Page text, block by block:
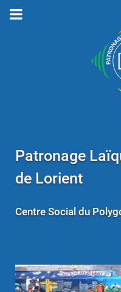
Patronage
de Lorient
Centre Social du